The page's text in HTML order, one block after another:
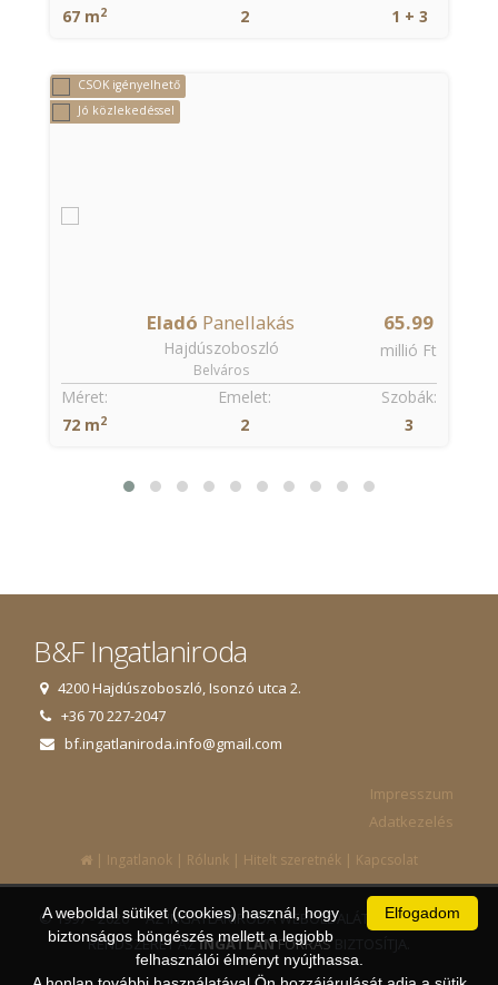
1 + 3
67 m2
2
CSOK igényelhető
Jó közlekedéssel
65.99
millió Ft
Eladó Panellakás
Hajdúszoboszló
Belváros
Szobák:
3
Méret:
72 m2
Emelet:
2
B&F Ingatlaniroda
4200 Hajdúszoboszló, Isonzó utca 2.
+36 70 227-2047
bf.ingatlaniroda.info@gmail.com
Impresszum
Adatkezelés
| Ingatlanok | Rólunk | Hitelt szeretnék | Kapcsolat
© 1997 - 2026 AZ INGATLANIRODA WEBOLDALÁT ÉS ÜGYVITELI
RENDSZERÉT AZINGATLANFORRÁSBIZTOSÍTJA.
Elfogadom
A weboldal sütiket (cookies) használ, hogy
biztonságos böngészés mellett a legjobb
felhasználói élményt nyújthassa.